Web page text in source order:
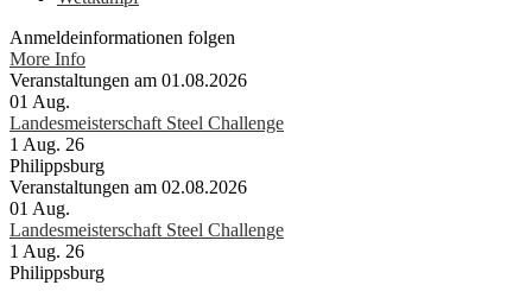
Anmeldeinformationen folgen
More Info
Veranstaltungen am 01.08.2026
01 Aug.
Landesmeisterschaft Steel Challenge
1 Aug. 26
Philippsburg
Veranstaltungen am 02.08.2026
01 Aug.
Landesmeisterschaft Steel Challenge
1 Aug. 26
Philippsburg